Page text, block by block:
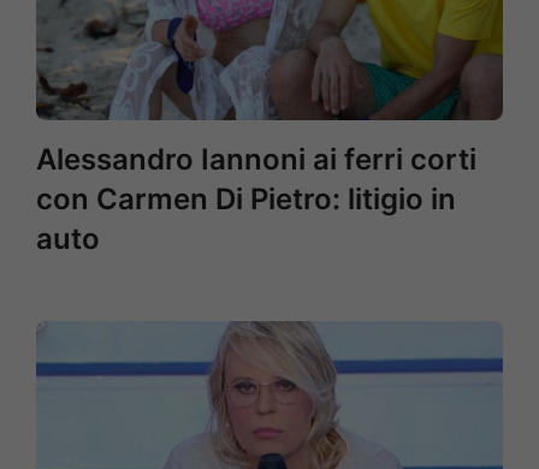
Alessandro Iannoni ai ferri corti
con Carmen Di Pietro: litigio in
auto